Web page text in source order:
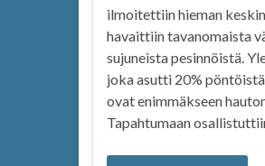
ilmoitettiin hieman
havaittiin tavanomaista
sujuneista pesinnöistä.
joka asutti 20%
ovat enimmäkseen
Tapahtumaan